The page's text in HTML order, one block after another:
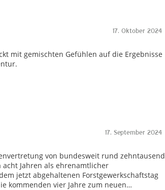
17. Oktober 2024
mit gemischten Gefühlen auf die Ergebnisse
17. September 2024
von bundesweit rund zehntausend
Jahren als ehrenamtlicher
jetzt abgehaltenen Forstgewerkschaftstag
kommenden vier Jahre zum neuen…